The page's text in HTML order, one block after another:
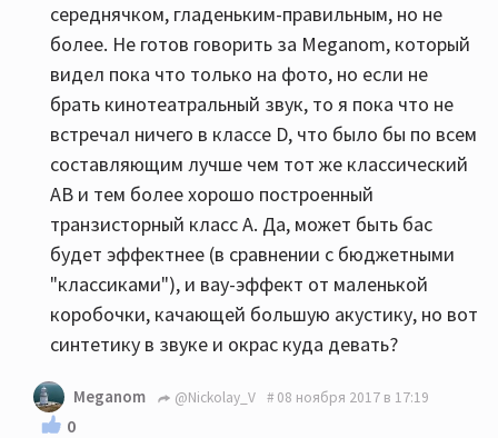
середнячком, гладеньким-правильным, но не
более. Не готов говорить за Meganom, который
видел пока что только на фото, но если не
брать кинотеатральный звук, то я пока что не
встречал ничего в классе D, что было бы по всем
составляющим лучше чем тот же классический
AB и тем более хорошо построенный
транзисторный класс A. Да, может быть бас
будет эффектнее (в сравнении с бюджетными
"классиками"), и вау-эффект от маленькой
коробочки, качающей большую акустику, но вот
синтетику в звуке и окрас куда девать?
Meganom @Nickolay_V 08 ноября 2017 в 17:19
0